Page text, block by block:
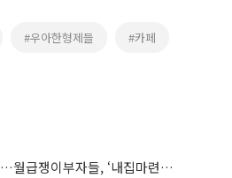
#우아한형제들 #카페
‘집도 코칭 받으며 산다’…월급쟁이부자들, ‘내집마련’ 신청 증가세